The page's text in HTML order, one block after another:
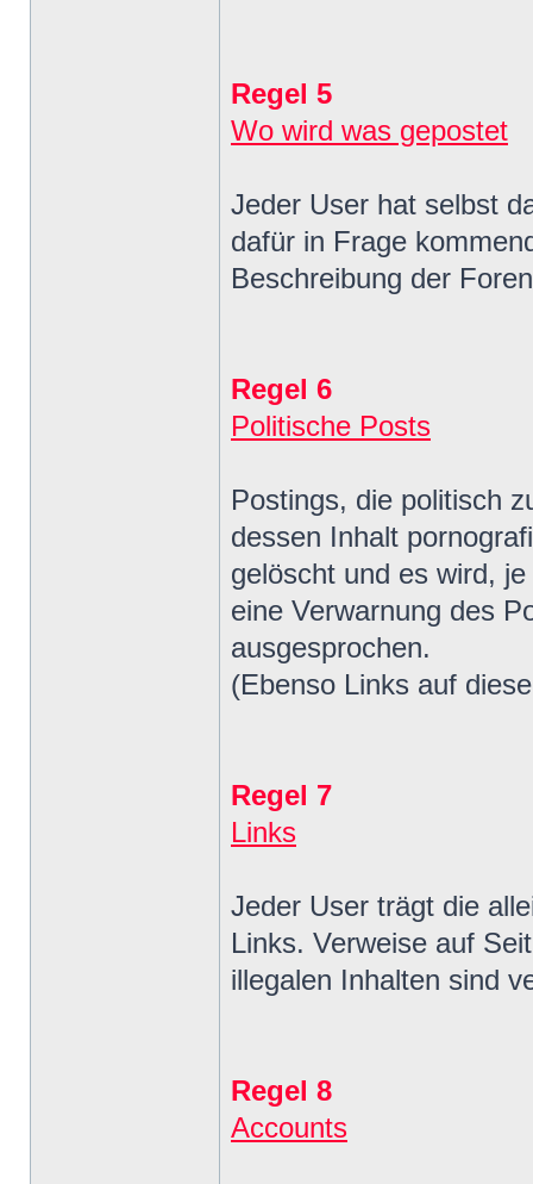
Regel 5
Wo wird was gepostet
Jeder User hat selbst
dafür in Frage
Beschreibung der
Regel 6
Politische Posts
Postings, die politisch
dessen Inhalt
gelöscht und es wird,
eine Verwarnung des
ausgesprochen.
(Ebenso Links auf
Regel 7
Links
Jeder User trägt die
Links. Verweise auf
illegalen Inhalten sind
Regel 8
Accounts